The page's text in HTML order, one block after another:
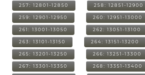
257: 12801-12850 258: 12851-12900
259: 12901-12950 260: 12951-13000
261: 13001-13050 262: 13051-13100
263: 13101-13150 264: 13151-13200
265: 13201-13250 266: 13251-13300
267: 13301-13350 268: 13351-13400